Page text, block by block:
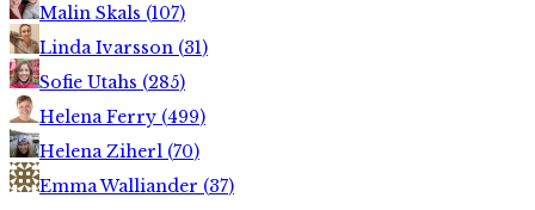
Malin Skals (107)
Linda Ivarsson (31)
Sofie Utahs (285)
Helena Ferry (499)
Helena Ziherl (70)
Emma Walliander (37)